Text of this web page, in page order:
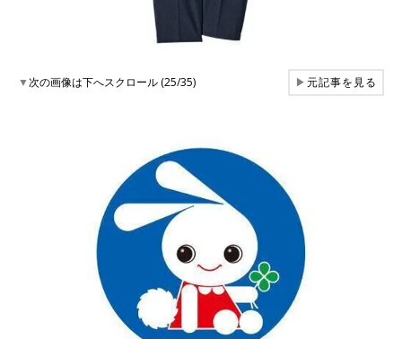
▼次の画像は下へスクロール (25/35) ▶元記事を見る